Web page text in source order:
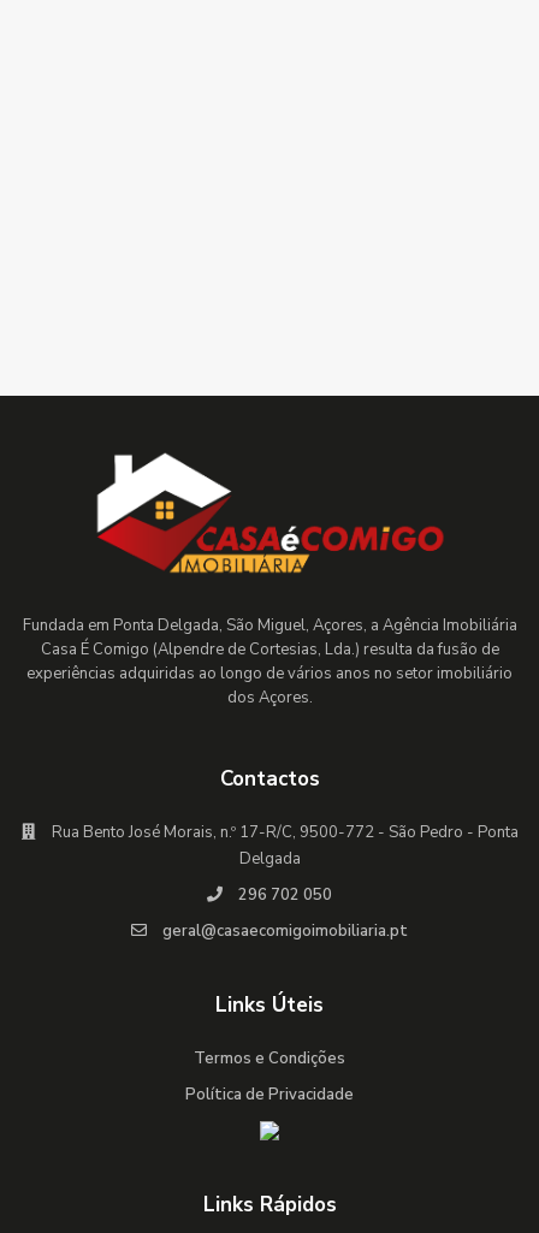
Fundada em Ponta Delgada, São Miguel, Açores, a Agência Imobiliária
Casa É Comigo (Alpendre de Cortesias, Lda.) resulta da fusão de
experiências adquiridas ao longo de vários anos no setor imobiliário
dos Açores.
Contactos
Rua Bento José Morais, n.º 17-R/C, 9500-772 - São Pedro - Ponta
Delgada
296 702 050
geral@casaecomigoimobiliaria.pt
Links Úteis
Termos e Condições
Política de Privacidade
Links Rápidos